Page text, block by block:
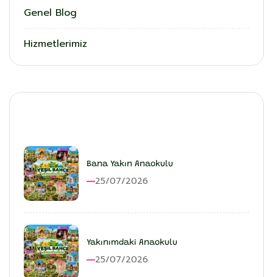
Genel Blog
Hizmetlerimiz
Bana Yakın Anaokulu
25/07/2026
Yakınımdaki Anaokulu
25/07/2026